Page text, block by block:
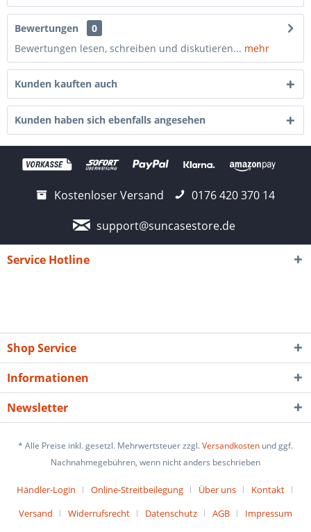
Bewertungen
0
Bewertungen lesen, schreiben und diskutieren... mehr
Kunden kauften auch
Kunden haben sich ebenfalls angesehen
Kostenloser Versand
0176 420 370 14
support@suncasestore.de
Service Hotline
Shop Service
Informationen
Newsletter
* Alle Preise inkl. gesetzl. Mehrwertsteuer zzgl.Versandkosten und ggf.
Nachnahmegebühren, wenn nicht anders beschrieben
Händler-Login Online-Streitbeilegung Über uns
Kontakt
Versand
Widerrufsrecht Datenschutz AGB Impressum